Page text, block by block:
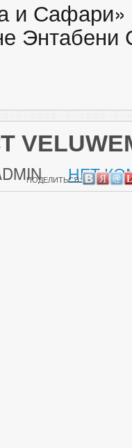
и Сафари»
НЕТ
ПОДЕЛИТЬСЯ: